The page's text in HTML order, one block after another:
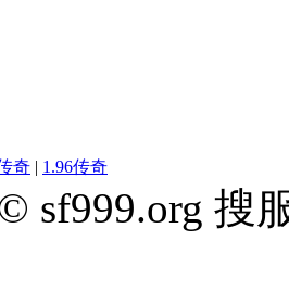
奇 | 1.96传奇
sf999.org 搜